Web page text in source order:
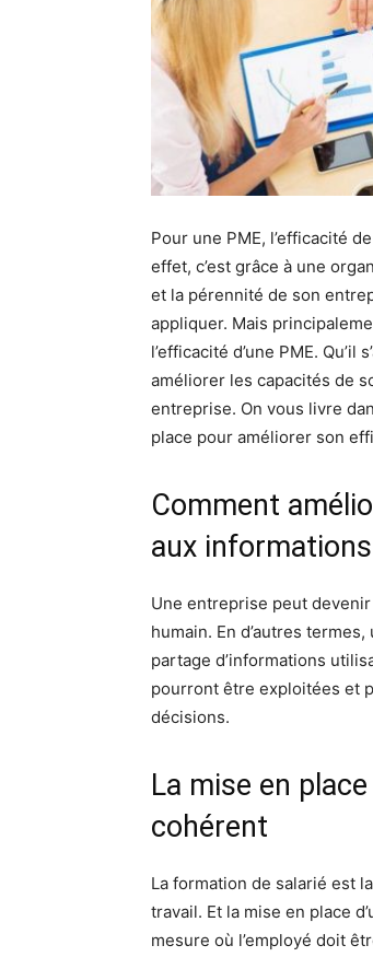
Pour une PME, l’efficacité
effet, c’est grâce à une
et la pérennité de son
appliquer. Mais
l’efficacité d’une PME.
améliorer les capacités de
entreprise. On vous livre
place pour améliorer son
Comment
aux
Une entreprise peut
humain. En d’autres
partage d’informations
pourront être exploitées et
décisions.
La mise en
cohérent
La formation de salarié est
travail. Et la mise en place
mesure où l’employé doit